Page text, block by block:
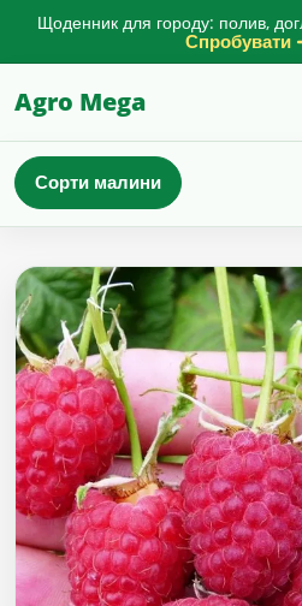
Щоденник для городу: полив,
Спробувати
Agro Mega
Сорти малини